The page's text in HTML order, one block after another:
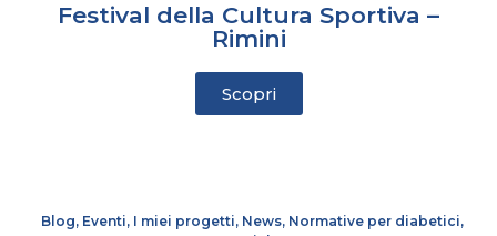
Festival della Cultura Sportiva –
Rimini
Scopri
Blog, Eventi, I miei progetti, News, Normative per diabetici,